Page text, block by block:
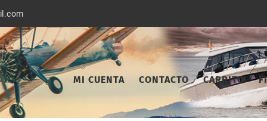
MI CUENTA CONTACTO CARRITO